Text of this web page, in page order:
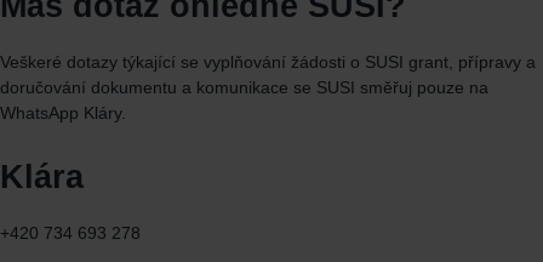
Veškeré dotazy týkající se vyplňování žádosti o SUSI grant, přípravy a
doručování dokumentu a komunikace se SUSI směřuj pouze na
WhatsApp Kláry.
Klára
+420 734 693 278